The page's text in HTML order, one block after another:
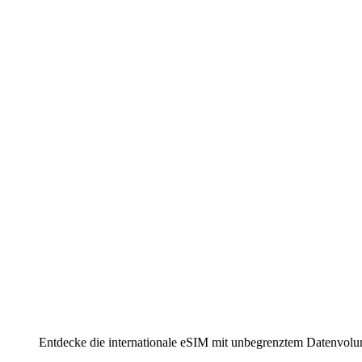
Entdecke die internationale eSIM mit unbegrenztem